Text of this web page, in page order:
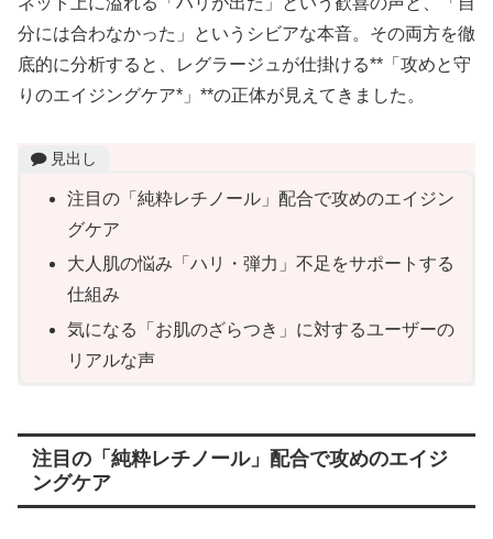
分には合わなかった」というシビアな本音。その両方を徹
底的に分析すると、レグラージュが仕掛ける**「攻めと守
りのエイジングケア*」**の正体が見えてきました。
見出し
注目の「純粋レチノール」配合で攻めのエイジン
グケア
大人肌の悩み「ハリ・弾力」不足をサポートする
仕組み
気になる「お肌のざらつき」に対するユーザーの
リアルな声
注目の「純粋レチノール」配合で攻めのエイジ
ングケア